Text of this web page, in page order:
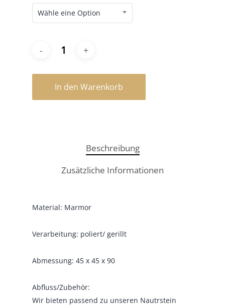
Wähle eine Option
In den Warenkorb
Beschreibung
Zusätzliche Informationen
Material: Marmor
Verarbeitung: poliert/ gerillt
Abmessung: 45 x 45 x 90
Abfluss/Zubehör:
Wir bieten passend zu unseren Nautrstein